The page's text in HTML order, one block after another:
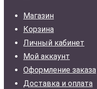
Магазин
Корзина
Личный кабинет
Мой аккаунт
Оформление заказа
Доставка и оплата